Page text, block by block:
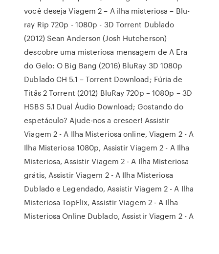
você deseja Viagem 2 – A ilha misteriosa – Blu-
ray Rip 720p - 1080p - 3D Torrent Dublado
(2012) Sean Anderson (Josh Hutcherson)
descobre uma misteriosa mensagem de A Era
do Gelo: O Big Bang (2016) BluRay 3D 1080p
Dublado CH 5.1 – Torrent Download; Fúria de
Titãs 2 Torrent (2012) BluRay 720p – 1080p – 3D
HSBS 5.1 Dual Áudio Download; Gostando do
espetáculo? Ajude-nos a crescer! Assistir
Viagem 2 - A Ilha Misteriosa online, Viagem 2 - A
Ilha Misteriosa 1080p, Assistir Viagem 2 - A Ilha
Misteriosa, Assistir Viagem 2 - A Ilha Misteriosa
grátis, Assistir Viagem 2 - A Ilha Misteriosa
Dublado e Legendado, Assistir Viagem 2 - A Ilha
Misteriosa TopFlix, Assistir Viagem 2 - A Ilha
Misteriosa Online Dublado, Assistir Viagem 2 - A